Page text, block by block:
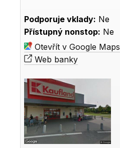
Podporuje vklady: Ne
Přístupný nonstop: Ne
Otevřít v Google Maps
Web banky